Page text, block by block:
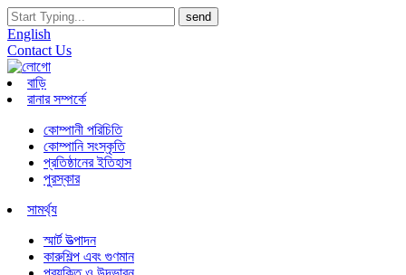
English
Contact Us
বাড়ি
রানার সম্পর্কে
কোম্পানী পরিচিতি
কোম্পানি সংস্কৃতি
প্রতিষ্ঠানের ইতিহাস
পুরস্কার
সামর্থ্য
স্মার্ট উত্পাদন
কারুশিল্প এবং গুণমান